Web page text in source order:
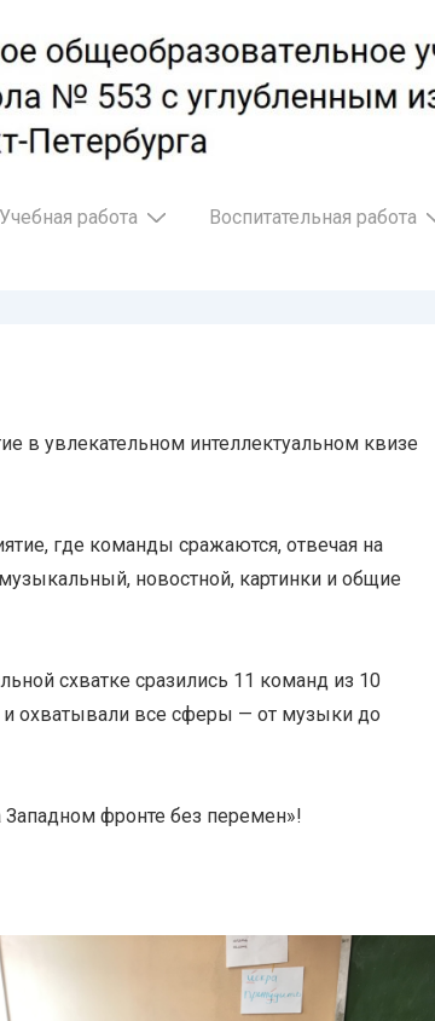
Учебная работа Воспитательная работа
в увлекательном интеллектуальном квизе
где команды сражаются, отвечая на
новостной, картинки и общие
схватке сразились 11 команд из 10
охватывали все сферы — от музыки до
фронте без перемен»!